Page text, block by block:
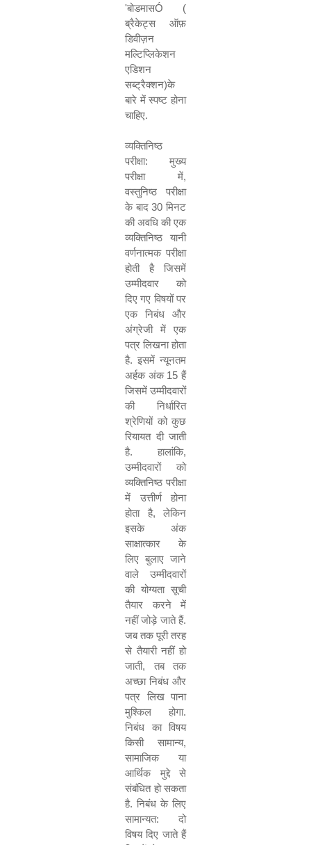
'बोडमासÓ (
ब्रैकेट्स ऑफ़
डिवीज़न
मल्टिप्लिकेशन
एडिशन
सब्ट्रैक्शन)के
बारे में स्पष्ट होना
चाहिए.
व्यक्तिनिष्ठ
परीक्षा: मुख्य
परीक्षा में,
वस्तुनिष्ठ परीक्षा
के बाद30 मिनट
की अवधि की एक
व्यक्तिनिष्ठ यानी
वर्णनात्मक परीक्षा
होती है जिसमें
उम्मीदवार को
दिए गए विषयों पर
एक निबंध और
अंग्रेजी में एक
पत्र लिखना होता
है. इसमें न्यूनतम
अर्हक अंक 15 हैं
जिसमें उम्मीदवारों
की निर्धारित
श्रेणियों को कुछ
रियायत दी जाती
है. हालांकि,
उम्मीदवारों को
व्यक्तिनिष्ठ परीक्षा
में उत्तीर्ण होना
होता है, लेकिन
इसके अंक
साक्षात्कार के
लिए बुलाए जाने
वाले उम्मीदवारों
की योग्यता सूची
तैयार करने में
नहीं जोड़े जाते हैं.
जब तक पूरी तरह
से तैयारी नहीं हो
जाती, तब तक
अच्छा निबंध और
पत्र लिख पाना
मुश्किल होगा.
निबंध का विषय
किसी सामान्य,
सामाजिक या
आर्थिक मुद्दे से
संबंधित हो सकता
है. निबंध के लिए
सामान्यत: दो
विषय दिए जाते हैं